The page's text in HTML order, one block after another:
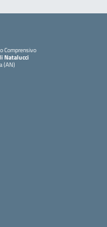
Comprensivo
Natalucci
(AN)